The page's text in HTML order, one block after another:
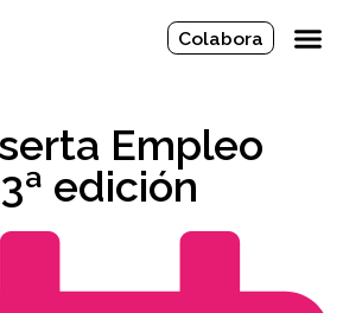
Colabora
Empleo
edición